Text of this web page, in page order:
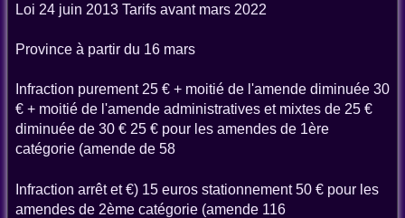
Loi 24 juin 2013 Tarifs avant mars 2022
Province à partir du 16 mars
Infraction purement 25 € + moitié de l'amende diminuée 30
€ + moitié de l'amende administratives et mixtes de 25 €
diminuée de 30 € 25 € pour les amendes de 1ère
catégorie (amende de 58
Infraction arrêt et €) 15 euros stationnement 50 € pour les
amendes de 2ème catégorie (amende 116